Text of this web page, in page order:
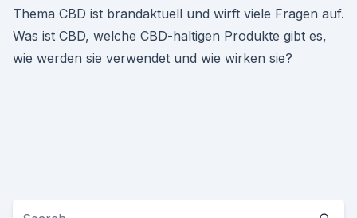
Thema CBD ist brandaktuell und wirft viele Fragen auf.
Was ist CBD, welche CBD-haltigen Produkte gibt es,
wie werden sie verwendet und wie wirken sie?